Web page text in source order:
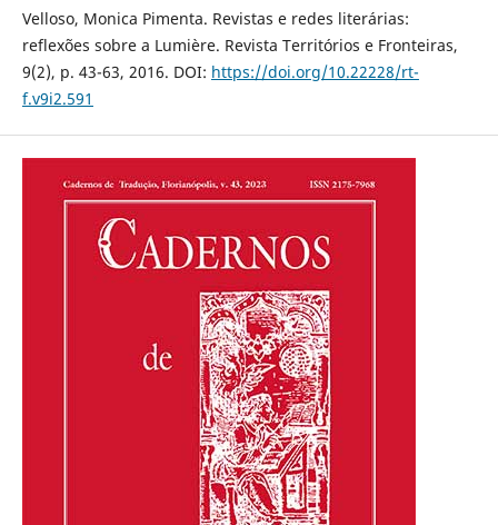
Velloso, Monica Pimenta. Revistas e redes literárias:
reflexões sobre a Lumière. Revista Territórios e Fronteiras,
9(2), p. 43-63, 2016. DOI: https://doi.org/10.22228/rt-
f.v9i2.591